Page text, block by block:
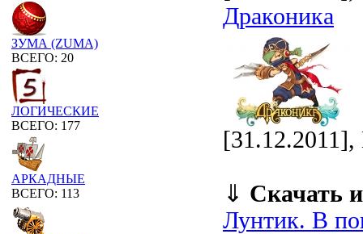
ЗУМА (ZUMA)
ВСЕГО: 20
ЛОГИЧЕСКИЕ
ВСЕГО: 177
АРКАДНЫЕ
ВСЕГО: 113
Драконика
[31.12.2011],
⇓ Скачать
Лунтик. В